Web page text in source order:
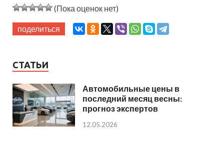
(Пока оценок нет)
поделиться
СТАТЬИ
Автомобильные цены в
последний месяц весны:
прогноз экспертов
12.05.2026